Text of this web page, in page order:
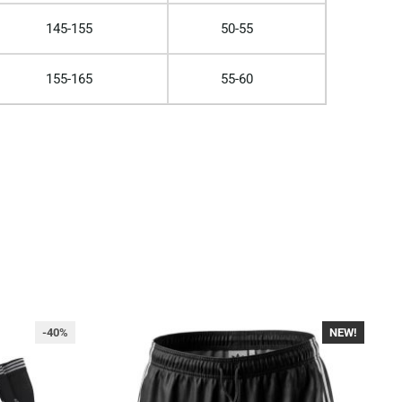
145-155 50-55
155-165 55-60
-40% NEW!